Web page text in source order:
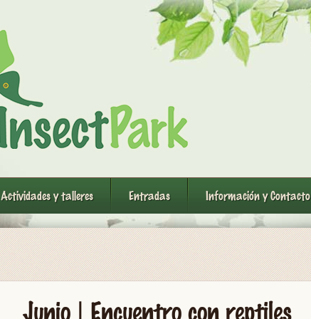
Actividades y talleres Entradas Información y Contacto
Junio | Encuentro con reptiles